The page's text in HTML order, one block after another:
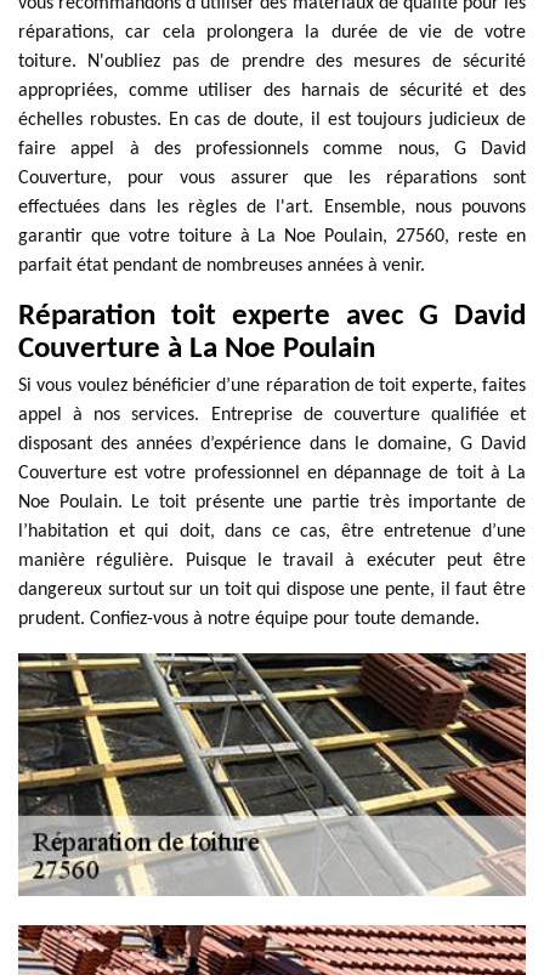
réparations, car cela prolongera la durée de vie de votre
toiture. N'oubliez pas de prendre des mesures de sécurité
appropriées, comme utiliser des harnais de sécurité et des
échelles robustes. En cas de doute, il est toujours judicieux de
faire appel à des professionnels comme nous, G David
Couverture, pour vous assurer que les réparations sont
effectuées dans les règles de l'art. Ensemble, nous pouvons
garantir que votre toiture à La Noe Poulain, 27560, reste en
parfait état pendant de nombreuses années à venir.
Réparation toit experte avec G David
Couverture à La Noe Poulain
Si vous voulez bénéficier d’une réparation de toit experte, faites
appel à nos services. Entreprise de couverture qualifiée et
disposant des années d’expérience dans le domaine, G David
Couverture est votre professionnel en dépannage de toit à La
Noe Poulain. Le toit présente une partie très importante de
l’habitation et qui doit, dans ce cas, être entretenue d’une
manière régulière. Puisque le travail à exécuter peut être
dangereux surtout sur un toit qui dispose une pente, il faut être
prudent. Confiez-vous à notre équipe pour toute demande.